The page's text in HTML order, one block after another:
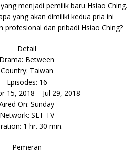
menjadi pemilik baru Hsiao Ching.
yang akan dimiliki kedua pria ini
profesional dan pribadi Hsiao Ching?
Detail
Drama: Between
Country: Taiwan
Episodes: 16
15, 2018 – Jul 29, 2018
On: Sunday
Network: SET TV
1 hr. 30 min.
Pemeran